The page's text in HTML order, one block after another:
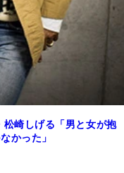
崎しげる「男と女が抱
かった」